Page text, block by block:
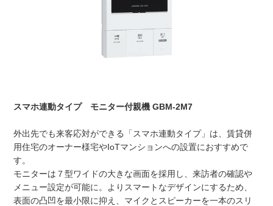
スマホ連動タイプ モニター付親機 GBM-2M7
外出先でも来客応対ができる「スマホ連動タイプ」は、賃貸併
用住宅のオーナー様宅やIoTマンションへの設置におすすめで
す。
モニターは７型ワイドの大きな画面を採用し、来訪者の確認や
メニュー設定が可能に。よりスマートなデザインにするため、
表面の凸凹を最小限に抑え、マイクとスピーカーを一本のスリ